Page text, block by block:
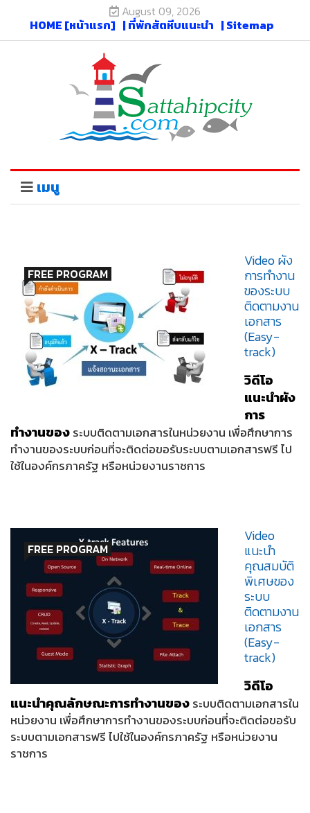
August 09, 2026
HOME [หน้าแรก] | ที่พักสัตหีบแนะนำ | Sitemap
เมนู
FREE PROGRAM
Video ผัง
การทำงาน
ของระบบ
ติดตามงาน
เอกสาร
(Easy-
track)
วิดีโอ
แนะนำผัง
การ
ทำงานของระบบติดตามเอกสารในหน่วยงาน เพื่อศึกษาการ
ทำงานของระบบก่อนที่จะติดต่อขอรับระบบตามเอกสารฟรี ไป
ใช้ในองค์กรภาครัฐ หรือหน่วยงานราชการ
FREE PROGRAM
Video
แนะนำ
คุณสมบัติ
พิเศษของ
ระบบ
ติดตามงาน
เอกสาร
(Easy-
track)
วิดีโอ
แนะนำคุณลักษณะการทำงานของระบบติดตามเอกสารใน
หน่วยงาน เพื่อศึกษาการทำงานของระบบก่อนที่จะติดต่อขอรับ
ระบบตามเอกสารฟรี ไปใช้ในองค์กรภาครัฐ หรือหน่วยงาน
ราชการ